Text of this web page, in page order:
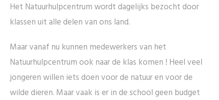
Het Natuurhulpcentrum wordt dagelijks bezocht door
klassen uit alle delen van ons land.
Maar vanaf nu kunnen medewerkers van het
Natuurhulpcentrum ook naar de klas komen ! Heel veel
jongeren willen iets doen voor de natuur en voor de
wilde dieren. Maar vaak is er in de school geen budget